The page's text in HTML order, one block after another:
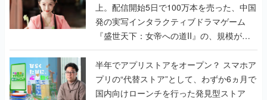
上。配信開始5日で100万本を売った、中国
発の実写インタラクティブドラマゲーム
『盛世天下：女帝への道II』の、規模が違
うこだわりをプロデューサーに聞いた
半年でアプリストアをオープン？ スマホア
プリの“代替ストア”として、わずか6ヵ月で
国内向けローンチを行った発見型ストア